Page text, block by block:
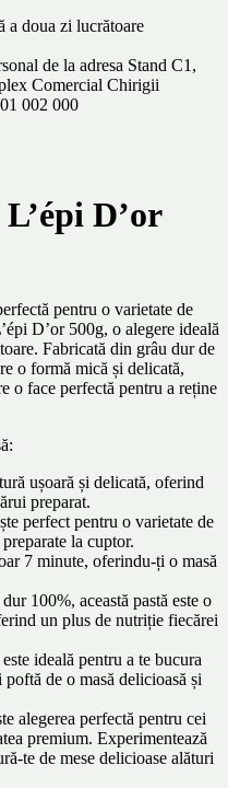
a doua zi lucrătoare
de la adresa Stand C1,
Comercial Chirigii
002 000
D’or
pentru o varietate de
D’or 500g, o alegere ideală
Fabricată din grâu dur de
o formă mică și delicată,
o face perfectă pentru a reține
ușoară și delicată, oferind
preparat.
perfect pentru o varietate de
la cuptor.
7 minute, oferindu-ți o masă
100%, această pastă este o
un plus de nutriție fiecărei
ideală pentru a te bucura
de o masă delicioasă și
alegerea perfectă pentru cei
premium. Experimentează
te de mese delicioase alături